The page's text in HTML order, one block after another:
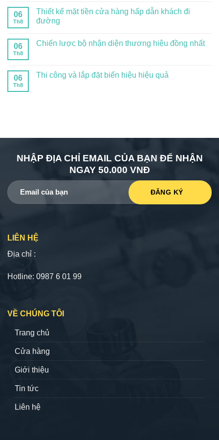
06
Th8
Thiết kế mặt tiền cửa hàng hấp dẫn khách đi
đường
06
Th8
Chiến lược bộ nhận diện thương hiệu đồng nhất
06
Th8
Thi công và lắp đặt biển hiệu hiệu quả
NHẬP ĐỊA CHỈ EMAIL CỦA BẠN ĐỂ NHẬN
NGAY 50.000 VNĐ
LIÊN HỆ
Địa chỉ :
Hotline: 0987 6 01 99
VỀ CHÚNG TÔI
Trang chủ
Cửa hàng
Giới thiệu
Tin tức
Liên hệ